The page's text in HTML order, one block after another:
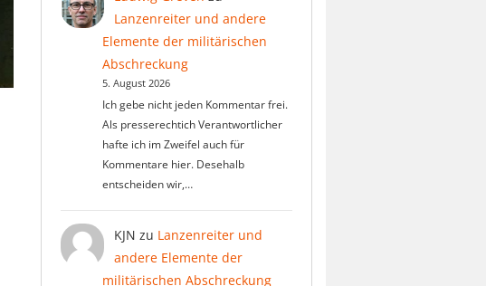
Lanzenreiter und andere
Elemente der militärischen
Abschreckung
5. August 2026
Ich gebe nicht jeden Kommentar frei.
Als presserechtich Verantwortlicher
hafte ich im Zweifel auch für
Kommentare hier. Desehalb
entscheiden wir,…
KJN zu Lanzenreiter und
andere Elemente der
militärischen Abschreckung